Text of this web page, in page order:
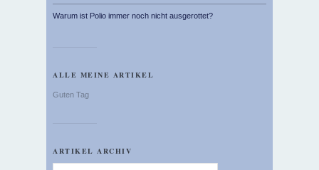
Warum ist Polio immer noch nicht ausgerottet?
ALLE MEINE ARTIKEL
Guten Tag
ARTIKEL ARCHIV